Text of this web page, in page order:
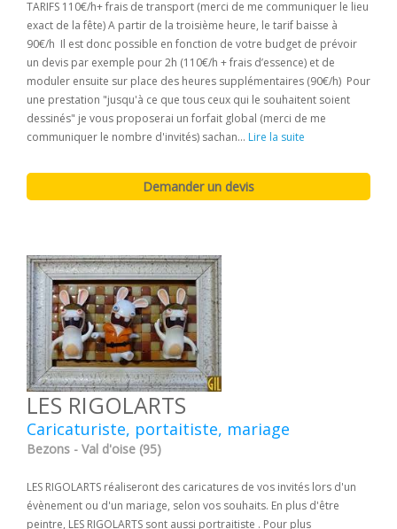
TARIFS 110€/h+ frais de transport (merci de me communiquer le lieu
exact de la fête) A partir de la troisième heure, le tarif baisse à
90€/h Il est donc possible en fonction de votre budget de prévoir
un devis par exemple pour 2h (110€/h + frais d’essence) et de
moduler ensuite sur place des heures supplémentaires (90€/h) Pour
une prestation "jusqu'à ce que tous ceux qui le souhaitent soient
dessinés" je vous proposerai un forfait global (merci de me
communiquer le nombre d'invités) sachan... Lire la suite
LES RIGOLARTS
Caricaturiste, portaitiste, mariage
Bezons - Val d'oise (95)
LES RIGOLARTS réaliseront des caricatures de vos invités lors d'un
évènement ou d'un mariage, selon vos souhaits. En plus d'être
peintre, LES RIGOLARTS sont aussi portraitiste . Pour plus